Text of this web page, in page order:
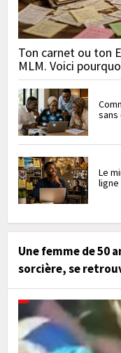
Ton carnet ou ton
MLM. Voici
Le
ligne
Une femme de 50
sorcière, se